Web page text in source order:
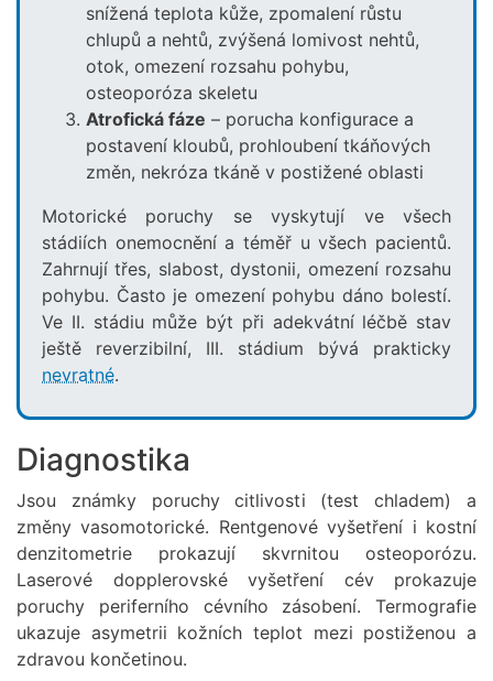
snížená teplota kůže, zpomalení růstu
chlupů a nehtů, zvýšená lomivost nehtů,
otok, omezení rozsahu pohybu,
osteoporóza skeletu
Atrofická fáze – porucha konfigurace a
postavení kloubů, prohloubení tkáňových
změn, nekróza tkáně v postižené oblasti
Motorické poruchy se vyskytují ve všech
stádiích onemocnění a téměř u všech pacientů.
Zahrnují třes, slabost, dystonii, omezení rozsahu
pohybu. Často je omezení pohybu dáno bolestí.
Ve II. stádiu může být při adekvátní léčbě stav
ještě reverzibilní, III. stádium bývá prakticky
nevratné.
Diagnostika
Jsou známky poruchy citlivosti (test chladem) a
změny vasomotorické. Rentgenové vyšetření i kostní
denzitometrie prokazují skvrnitou osteoporózu.
Laserové dopplerovské vyšetření cév prokazuje
poruchy periferního cévního zásobení. Termografie
ukazuje asymetrii kožních teplot mezi postiženou a
zdravou končetinou.